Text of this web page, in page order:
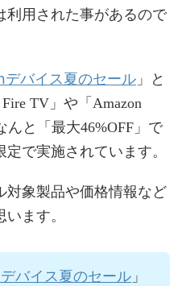
利用された事があるので
デバイス夏のセール 」と
TV」や「Amazon
んと「最大46%OFF」で
で実施されています。
対象製品や価格情報など
ます。
バイス夏のセール 」